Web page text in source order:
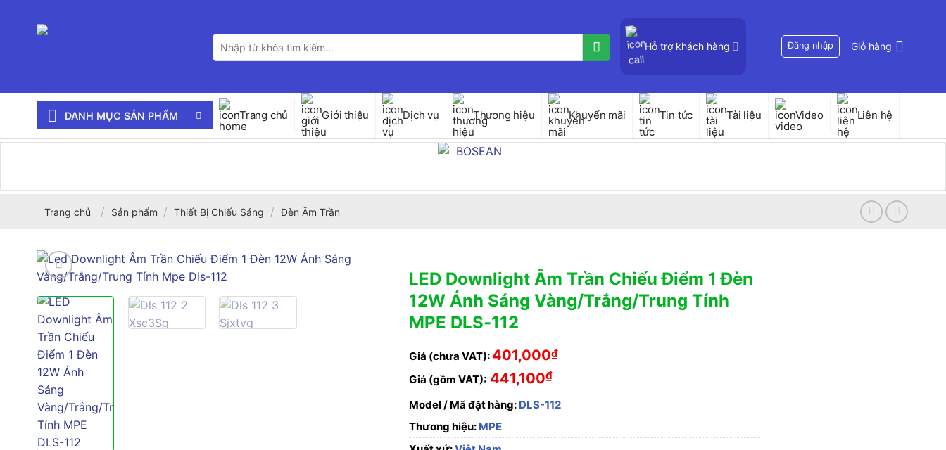
Tìm
kiếm:
Hỗ trợ khách hàng Đăng nhập Giỏ hàng
DANH MỤC SẢN PHẨM Trang chủ Giới thiệu Dịch vụ Thương hiệu Khuyến mãi Tin tức Tài liệu Video Liên hệ
Trang chủ / Sản phẩm / Thiết Bị Chiếu Sáng / Đèn Âm Trần
LED Downlight Âm Trần Chiếu Điểm 1 Đèn
12W Ánh Sáng Vàng/Trắng/Trung Tính
MPE DLS-112
Giá (chưa VAT): 401,000₫
Giá (gồm VAT): 441,100₫
Model / Mã đặt hàng: DLS-112
Thương hiệu: MPE